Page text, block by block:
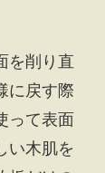
を削り直
に戻す際
って表面
い木肌を